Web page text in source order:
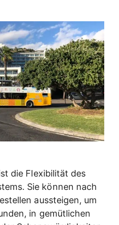
die Flexibilität des
Sie können nach
aussteigen, um
in gemütlichen